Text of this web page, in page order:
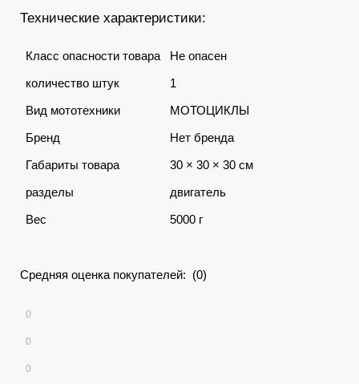
Технические характеристики:
Класс опасности товара
Не опасен
количество штук
1
Вид мототехники
МОТОЦИКЛЫ
Бренд
Нет бренда
Габариты товара
30 × 30 × 30 см
разделы
двигатель
Вес
5000 г
Средняя оценка покупателей: (0)
0
0
0